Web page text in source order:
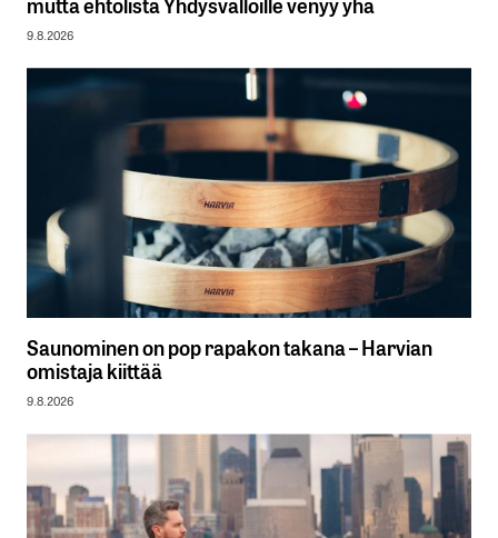
9.8.2026
Saunominen on pop rapakon takana – Harvian
omistaja kiittää
9.8.2026